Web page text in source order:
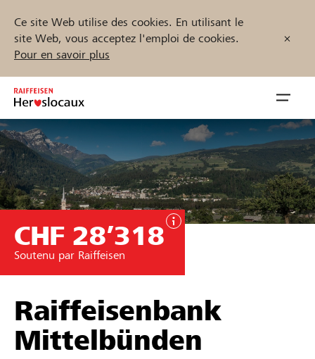
Ce site Web utilise des cookies. En utilisant le
site Web, vous acceptez l'emploi de cookies.
Pour en savoir plus
Inhalt
springen
öffnen
Parrainer
Soutien & assistance
Partenaires / Banques Raiffeisen
Trouvez des projets et des organisations
Démarrez maintenant
CHF 28’318
Soutenu par Raiffeisen
Raiffeisenbank
Mittelbünden